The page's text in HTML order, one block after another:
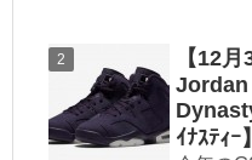
【12
Jordan
ｲﾅｽﾃｨｰ】